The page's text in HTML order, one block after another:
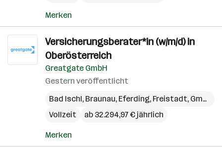
Merken
Versicherungsberater*in (w/m/d) in
Oberösterreich
Greatgate GmbH
Gestern veröffentlicht
Bad Ischl, Braunau, Eferding, Freistadt, Gmunden
Vollzeit
ab 32.294,97 € jährlich
Merken